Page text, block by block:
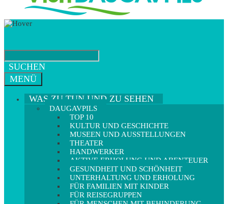
SUCHEN
MENÜ
WAS ZU TUN UND ZU SEHEN
DAUGAVPILS
TOP 10
KULTUR UND GESCHICHTE
MUSEEN UND AUSSTELLUNGEN
THEATER
HANDWERKER
AKTIVE ERHOLUNG UND ABENTEUER
GESUNDHEIT UND SCHÖNHEIT
UNTERHALTUNG UND ERHOLUNG
FÜR FAMILIEN MIT KINDER
FÜR REISEGRUPPEN